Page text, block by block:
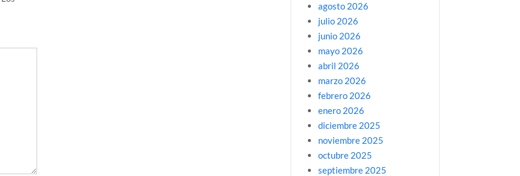
agosto 2026
julio 2026
junio 2026
mayo 2026
abril 2026
marzo 2026
febrero 2026
enero 2026
diciembre 2025
noviembre 2025
octubre 2025
septiembre 2025